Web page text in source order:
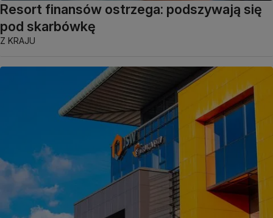
Resort finansów ostrzega: podszywają się
pod skarbówkę
Z KRAJU